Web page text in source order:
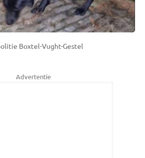
Boxtel-Vught-Gestel
Advertentie